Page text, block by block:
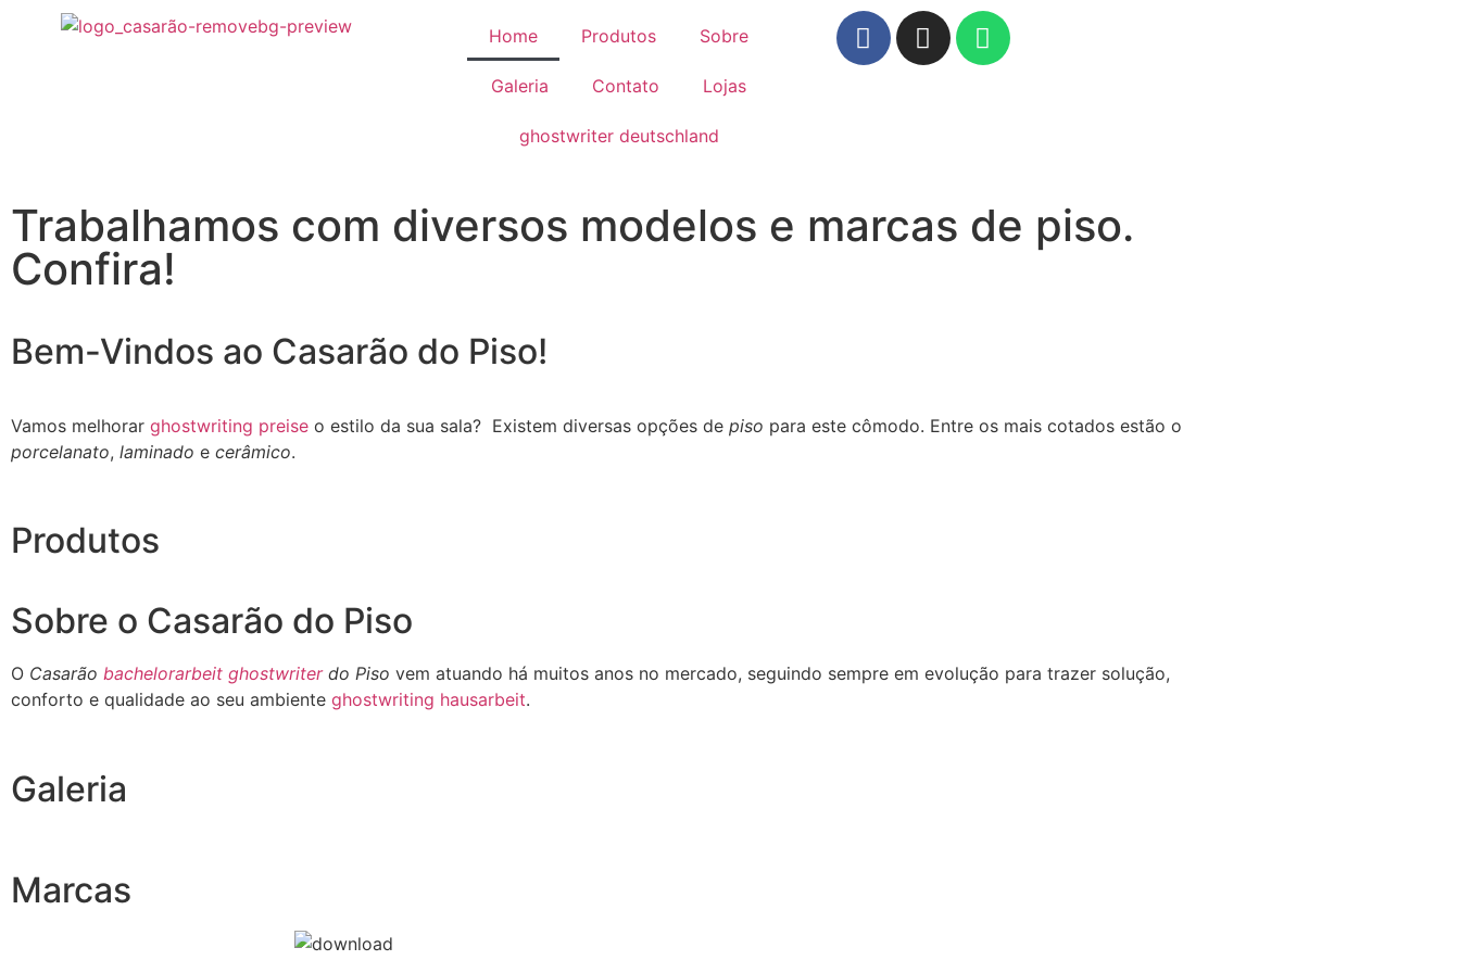
Home Produtos Sobre
Galeria Contato Lojas
ghostwriter deutschland
Trabalhamos com diversos modelos e marcas de piso.
Confira!
Bem-Vindos ao Casarão do Piso!
Vamos melhorar ghostwriting preise o estilo da sua sala? Existem diversas opções de piso para este cômodo. Entre os mais cotados estão o
porcelanato, laminado e cerâmico.
Produtos
Sobre o Casarão do Piso
O Casarão bachelorarbeit ghostwriterdo Piso vem atuando há muitos anos no mercado, seguindo sempre em evolução para trazer solução,
conforto e qualidade ao seu ambiente ghostwriting hausarbeit.
Galeria
Marcas